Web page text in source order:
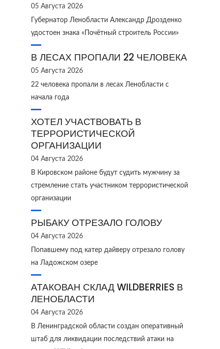
05 Августа 2026
Губернатор Ленобласти Александр Дрозденко
удостоен знака «Почётный строитель России»
В ЛЕСАХ ПРОПАЛИ 22 ЧЕЛОВЕКА
05 Августа 2026
22 человека пропали в лесах Ленобласти с
начала года
ХОТЕЛ УЧАСТВОВАТЬ В
ТЕРРОРИСТИЧЕСКОЙ
ОРГАНИЗАЦИИ
04 Августа 2026
В Кировском районе будут судить мужчину за
стремление стать участником террористической
организации
РЫБАКУ ОТРЕЗАЛО ГОЛОВУ
04 Августа 2026
Попавшему под катер дайверу отрезало голову
на Ладожском озере
АТАКОВАН СКЛАД WILDBERRIES В
ЛЕНОБЛАСТИ
04 Августа 2026
В Ленинградской области создан оперативный
штаб для ликвидации последствий атаки на